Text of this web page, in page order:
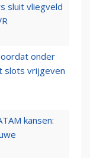
sluit vliegveld
onder
slots vrijgeven
kansen: